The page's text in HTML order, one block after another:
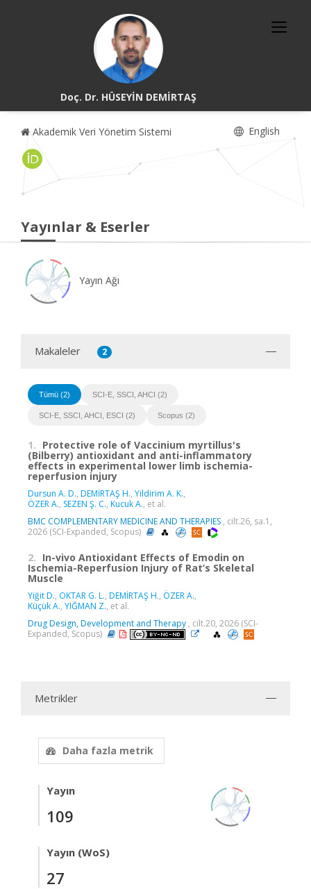
Doç. Dr. HÜSEYİN DEMİRTAŞ
Akademik Veri Yönetim Sistemi English
Yayınlar & Eserler
Yayın Ağı
Makaleler 2
Tümü (2) SCI-E, SSCI, AHCI (2)
SCI-E, SSCI, AHCI, ESCI (2) Scopus (2)
1. Protective role of Vaccinium myrtillus's
(Bilberry) antioxidant and anti-inflammatory
effects in experimental lower limb ischemia-
reperfusion injury
Dursun A. D., DEMİRTAŞ H., Yildirim A. K.,
ÖZER A., SEZEN Ş. C., Kucuk A., et al.
BMC COMPLEMENTARY MEDICINE AND THERAPIES , cilt.26, sa.1,
2026 (SCI-Expanded, Scopus)
2. In-vivo Antioxidant Effects of Emodin on
Ischemia-Reperfusion Injury of Rat’s Skeletal
Muscle
Yiğit D., OKTAR G. L., DEMİRTAŞ H., ÖZER A.,
Küçük A., YIĞMAN Z., et al.
Drug Design, Development and Therapy , cilt.20, 2026 (SCI-
Expanded, Scopus)
Metrikler
Daha fazla metrik
Yayın
109
Yayın (WoS)
27